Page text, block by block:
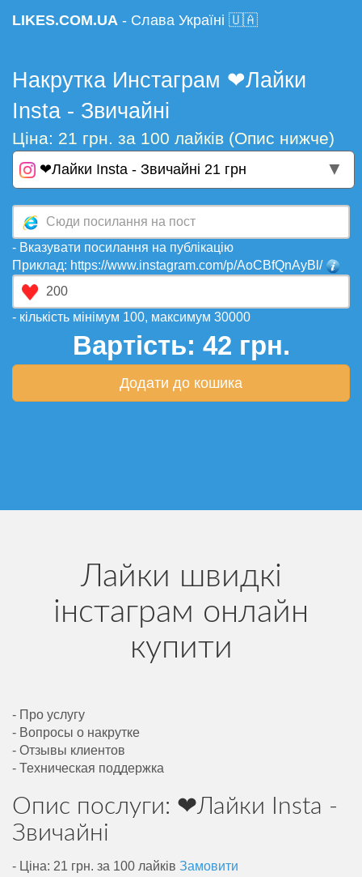
LIKES.COM.UA - Слава Україні 🇺🇦
Накрутка Инстаграм ❤Лайки
Insta - Звичайні
Ціна: 21 грн. за 100 лайків (Опис нижче)
❤Лайки Insta - Звичайні 21 грн ▼
- Вказувати посилання на публікацію
Приклад: https://www.instagram.com/p/AoCBfQnAyBl/
- кількість мінімум 100, максимум 30000
Вартість: 42 грн.
Додати до кошика
Лайки швидкі
інстаграм онлайн
купити
- Про услугу
- Вопросы о накрутке
- Отзывы клиентов
- Техническая поддержка
Опис послуги: ❤Лайки Insta -
Звичайні
- Ціна: 21 грн. за 100 лайків Замовити